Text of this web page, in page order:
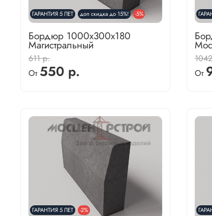
ГАРАНТИЯ 5 ЛЕТ доп скидка до 15%! -5%
Бордюр 1000х300х180
Магистральный
611 р.
От 550 р.
От
ГАРАНТИЯ 5 ЛЕТ -2%